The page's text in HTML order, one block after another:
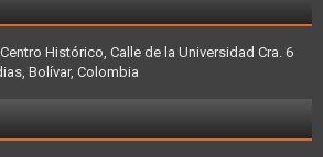
Histórico, Calle de la Universidad Cra. 6
Bolívar, Colombia